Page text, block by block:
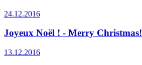
24.12.2016
Joyeux Noël ! - Merry Christmas!
13.12.2016